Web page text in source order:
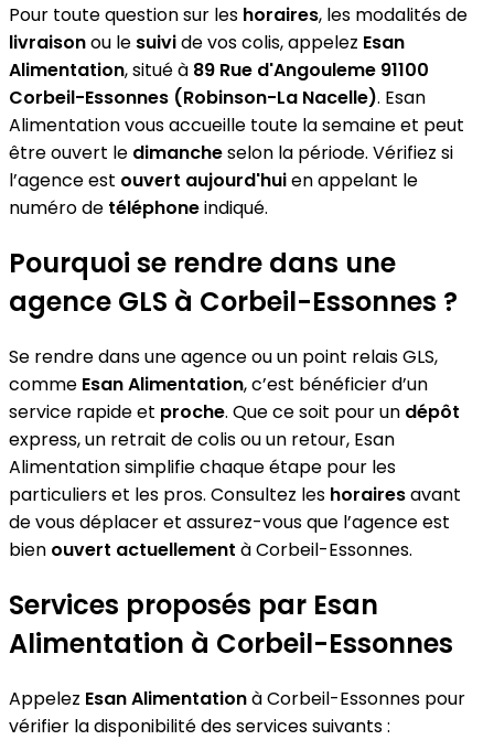
Pour toute question sur les horaires, les modalités de
livraisonou le suivide vos colis, appelez Esan
Alimentation, situé à 89 Rue d'Angouleme 91100
Corbeil-Essonnes (Robinson-La Nacelle). Esan
Alimentation vous accueille toute la semaine et peut
être ouvert le dimancheselon la période. Vérifiez si
l’agence est ouvert aujourd'huien appelant le
numéro de téléphoneindiqué.
Pourquoi se rendre dans une
agence GLS à Corbeil-Essonnes ?
Se rendre dans une agence ou un point relais GLS,
comme Esan Alimentation, c’est bénéficier d’un
service rapide et proche. Que ce soit pour un dépôt
express, un retrait de colis ou un retour, Esan
Alimentation simplifie chaque étape pour les
particuliers et les pros. Consultez les horairesavant
de vous déplacer et assurez-vous que l’agence est
bien ouvert actuellement à Corbeil-Essonnes.
Services proposés par Esan
Alimentation à Corbeil-Essonnes
Appelez Esan Alimentationà Corbeil-Essonnes pour
vérifier la disponibilité des services suivants :